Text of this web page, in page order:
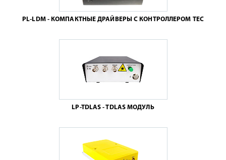
PL-LDM - КОМПАКТНЫЕ ДРАЙВЕРЫ С КОНТРОЛЛЕРОМ TEC
LP-TDLAS - TDLAS МОДУЛЬ